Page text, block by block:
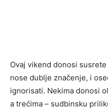
Ovaj vikend donosi
nose dublje značenje, i
ignorisati. Nekima donosi
a trećima – sudbinsku